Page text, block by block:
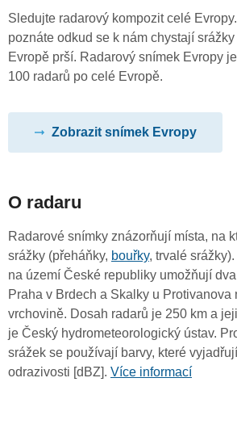
Sledujte radarový kompozit celé
poznáte odkud se k nám chystají
Evropě prší. Radarový snímek Evropy
100 radarů po celé Evropě.
Zobrazit snímek Evropy
O radaru
Radarové snímky znázorňují místa, na
srážky (přeháňky, bouřky, trvalé
na území České republiky umožňují
Praha v Brdech a Skalky u Protivanova
vrchovině. Dosah radarů je 250 km a
je Český hydrometeorologický ústav.
srážek se používají barvy, které
odrazivosti [dBZ]. Více informací